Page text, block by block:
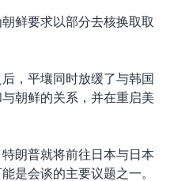
鲜要求以部分去核换取取
，平壤同时放缓了与韩国
朝鲜的关系，并在重启美
朗普就将前往日本与日本
是会谈的主要议题之一。